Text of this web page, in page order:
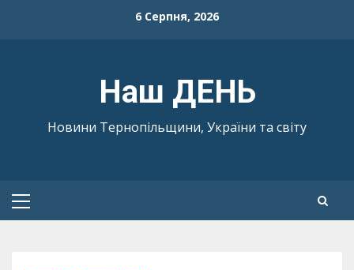
6 Серпня, 2026
Наш ДЕНЬ
Новини Тернопільщини, України та світу
Primary